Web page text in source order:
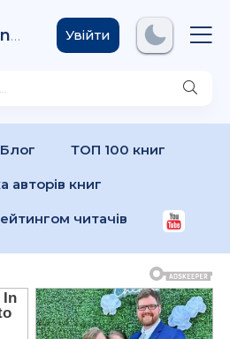
ReadUkrainian
Books .com
Увійти
Блог ТОП 100 книг
авторів книг
читачів